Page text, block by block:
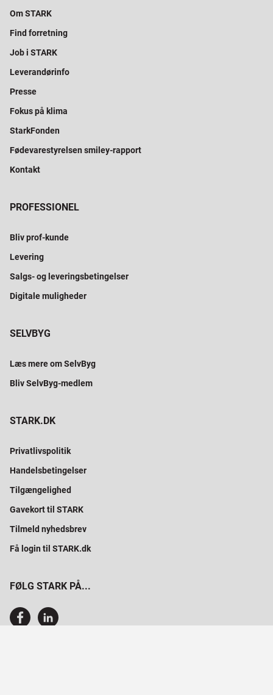
Om STARK
Find forretning
Job i STARK
Leverandørinfo
Presse
Fokus på klima
StarkFonden
Fødevarestyrelsen smiley-rapport
Kontakt
PROFESSIONEL
Bliv prof-kunde
Levering
Salgs- og leveringsbetingelser
Digitale muligheder
SELVBYG
Læs mere om SelvByg
Bliv SelvByg-medlem
STARK.DK
Privatlivspolitik
Handelsbetingelser
Tilgængelighed
Gavekort til STARK
Tilmeld nyhedsbrev
Få login til STARK.dk
FØLG STARK PÅ...